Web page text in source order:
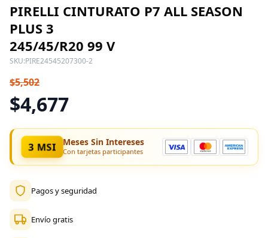
PIRELLI CINTURATO P7 ALL SEASON
PLUS 3
245/45/R20 99 V
SKU:PIRE24545207300-2
$5,502
$4,677
3 MSI Meses Sin Intereses
Con tarjetas participantes
Pagos y seguridad
Envío gratis